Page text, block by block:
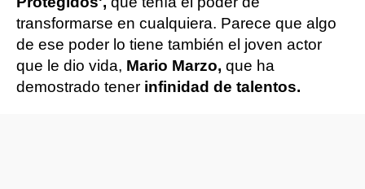
transformarse en cualquiera. Parece que algo
de ese poder lo tiene también el joven actor
que le dio vida, Mario Marzo, que ha
demostrado tener infinidad de talentos.